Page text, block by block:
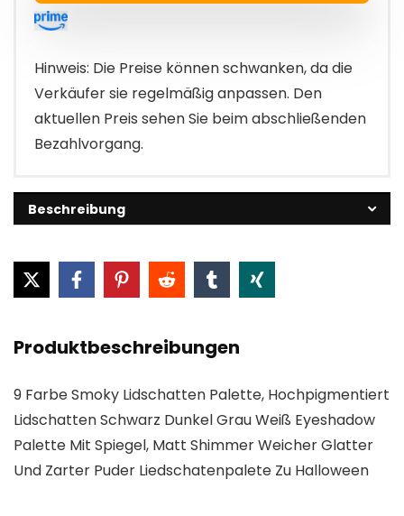
Hinweis: Die Preise können schwanken, da die
Verkäufer sie regelmäßig anpassen. Den
aktuellen Preis sehen Sie beim abschließenden
Bezahlvorgang.
Beschreibung
Produktbeschreibungen
9 Farbe Smoky Lidschatten Palette, Hochpigmentiert
Lidschatten Schwarz Dunkel Grau Weiß Eyeshadow
Palette Mit Spiegel, Matt Shimmer Weicher Glatter
Und Zarter Puder Liedschatenpalete Zu Halloween